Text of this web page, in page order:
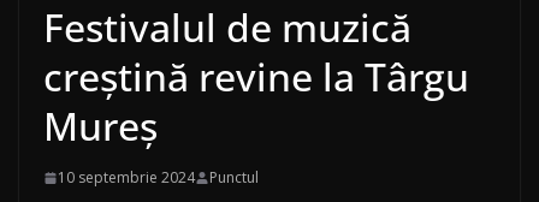
Festivalul de muzică
creștină revine la Târgu
Mureș
10 septembrie 2024 Punctul